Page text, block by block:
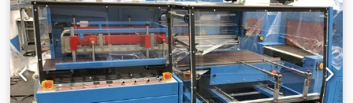
documentatie en elektrische schema's beschikbaar.